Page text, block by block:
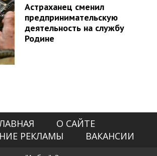
Астраханец сменил
предпринимательскую
деятельность на службу
Родине
О САЙТЕ
РЕКЛАМЫ
ВАКАНСИИ